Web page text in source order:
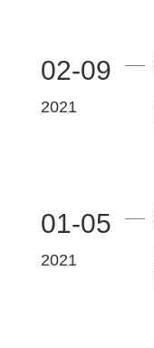
02-09
2021
01-05
2021